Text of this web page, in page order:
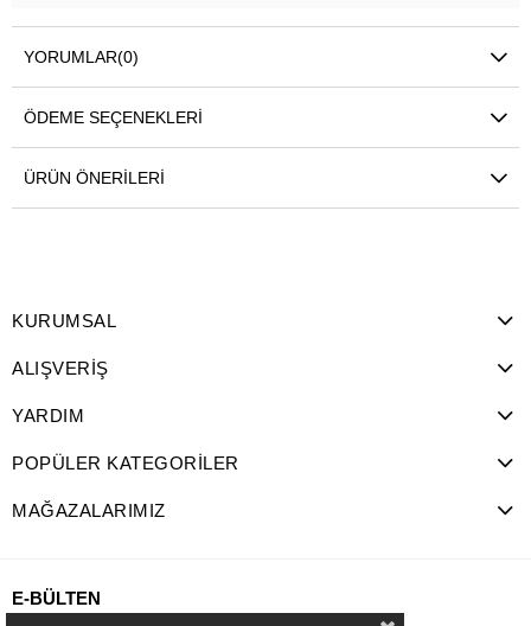
YORUMLAR(0)
ÖDEME SEÇENEKLERI
ÜRÜN ÖNERILERI
KURUMSAL
ALIŞVERİŞ
YARDIM
POPÜLER KATEGORİLER
MAĞAZALARIMIZ
E-BÜLTEN